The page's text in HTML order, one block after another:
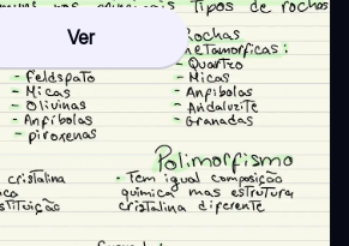
Ver